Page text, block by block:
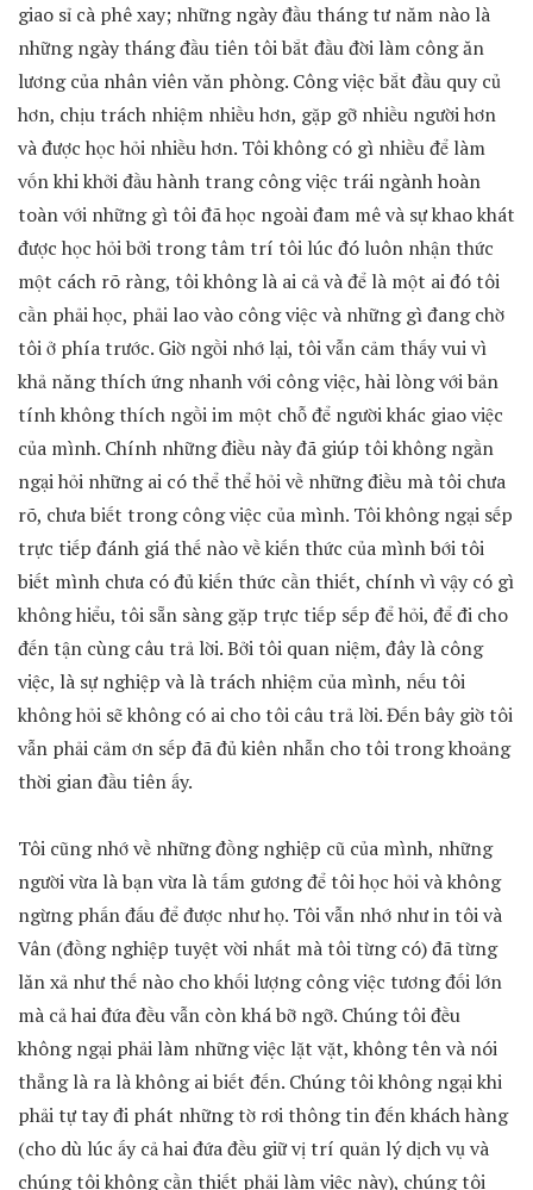
giao sỉ cà phê xay; những ngày đầu tháng tư năm nào là
những ngày tháng đầu tiên tôi bắt đầu đời làm công ăn
lương của nhân viên văn phòng. Công việc bắt đầu quy củ
hơn, chịu trách nhiệm nhiều hơn, gặp gỡ nhiều người hơn
và được học hỏi nhiều hơn. Tôi không có gì nhiều để làm
vốn khi khởi đầu hành trang công việc trái ngành hoàn
toàn với những gì tôi đã học ngoài đam mê và sự khao khát
được học hỏi bởi trong tâm trí tôi lúc đó luôn nhận thức
một cách rõ ràng, tôi không là ai cả và để là một ai đó tôi
cần phải học, phải lao vào công việc và những gì đang chờ
tôi ở phía trước. Giờ ngồi nhớ lại, tôi vẫn cảm thấy vui vì
khả năng thích ứng nhanh với công việc, hài lòng với bản
tính không thích ngồi im một chỗ để người khác giao việc
của mình. Chính những điều này đã giúp tôi không ngần
ngại hỏi những ai có thể thể hỏi về những điều mà tôi chưa
rõ, chưa biết trong công việc của mình. Tôi không ngại sếp
trực tiếp đánh giá thế nào về kiến thức của mình bới tôi
biết mình chưa có đủ kiến thức cần thiết, chính vì vậy có gì
không hiểu, tôi sẵn sàng gặp trực tiếp sếp để hỏi, để đi cho
đến tận cùng câu trả lời. Bởi tôi quan niệm, đây là công
việc, là sự nghiệp và là trách nhiệm của mình, nếu tôi
không hỏi sẽ không có ai cho tôi câu trả lời. Đến bây giờ tôi
vẫn phải cảm ơn sếp đã đủ kiên nhẫn cho tôi trong khoảng
thời gian đầu tiên ấy.
Tôi cũng nhớ về những đồng nghiệp cũ của mình, những
người vừa là bạn vừa là tấm gương để tôi học hỏi và không
ngừng phấn đấu để được như họ. Tôi vẫn nhớ như in tôi và
Vân (đồng nghiệp tuyệt vời nhất mà tôi từng có) đã từng
lăn xả như thế nào cho khối lượng công việc tương đối lớn
mà cả hai đứa đều vẫn còn khá bỡ ngỡ. Chúng tôi đều
không ngại phải làm những việc lặt vặt, không tên và nói
thẳng là ra là không ai biết đến. Chúng tôi không ngại khi
phải tự tay đi phát những tờ rơi thông tin đến khách hàng
(cho dù lúc ấy cả hai đứa đều giữ vị trí quản lý dịch vụ và
chúng tôi không cần thiết phải làm việc này), chúng tôi